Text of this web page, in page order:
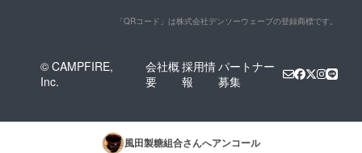
「QRコード」は株式会社デンソーウェーブの登録商標です。
© CAMPFIRE,
Inc.
会社概
要
採用情
報
パートナー
募集
風田製糖組合さんへアンコール